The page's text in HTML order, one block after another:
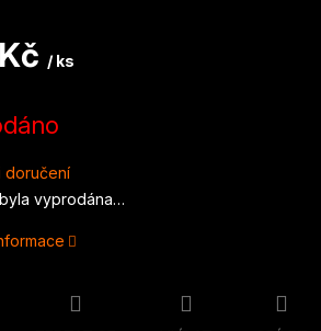
/ ks
doručení
vyprodána…